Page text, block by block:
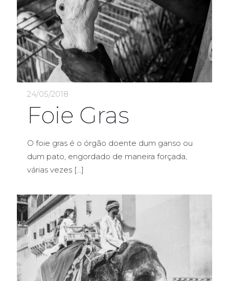
24/05/2018
Foie Gras
O foie gras é o órgão doente dum ganso ou
dum pato, engordado de maneira forçada,
várias vezes […]